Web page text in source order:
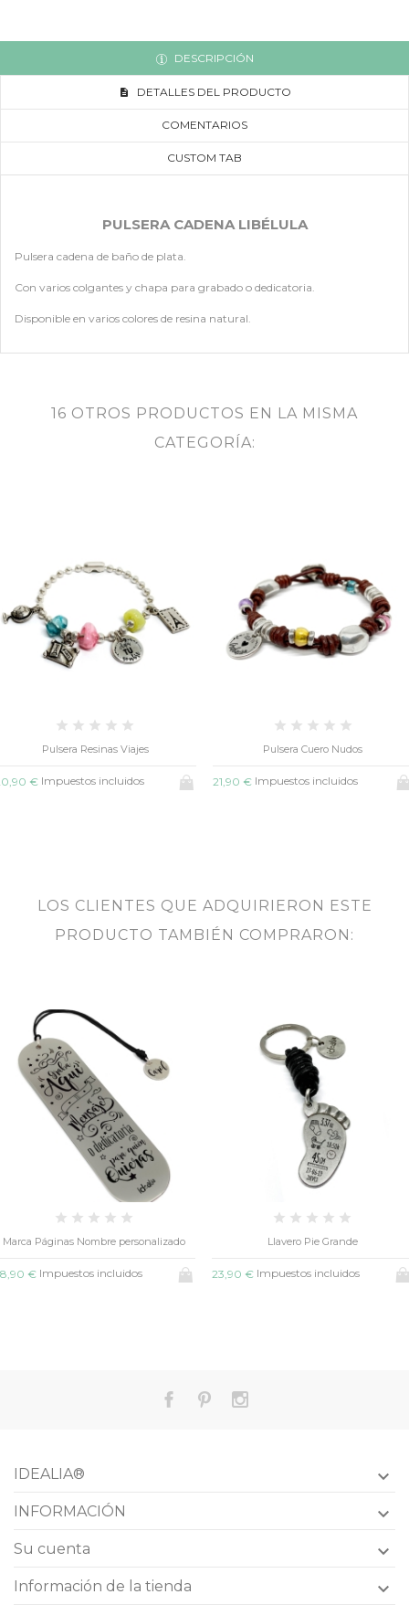
DESCRIPCIÓN
DETALLES DEL PRODUCTO
COMENTARIOS
CUSTOM TAB
PULSERA CADENA LIBÉLULA
Pulsera cadena de baño de plata.
Con varios colgantes y chapa para grabado o dedicatoria.
Disponible en varios colores de resina natural.
16 OTROS PRODUCTOS EN LA MISMA
CATEGORÍA:
Pulsera Cuero Nudos
€Impuestos incluidos
Pulsera Regaliz Trenzado
21,50 €Impuestos incluidos
LOS CLIENTES QUE ADQUIRIERON ESTE
PRODUCTO TAMBIÉN COMPRARON:
Llavero Pie Grande
€Impuestos incluidos
Llavero Aro Nombres
16,50 €Impuestos incluidos
IDEALIA® 
INFORMACIÓN 
Su cuenta 
Información de la tienda 